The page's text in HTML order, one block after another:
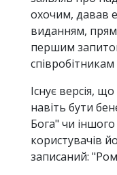
охочим, давав
виданням,
першим
Існує версія,
навіть бути
Бога" чи
користувачів
записаний: